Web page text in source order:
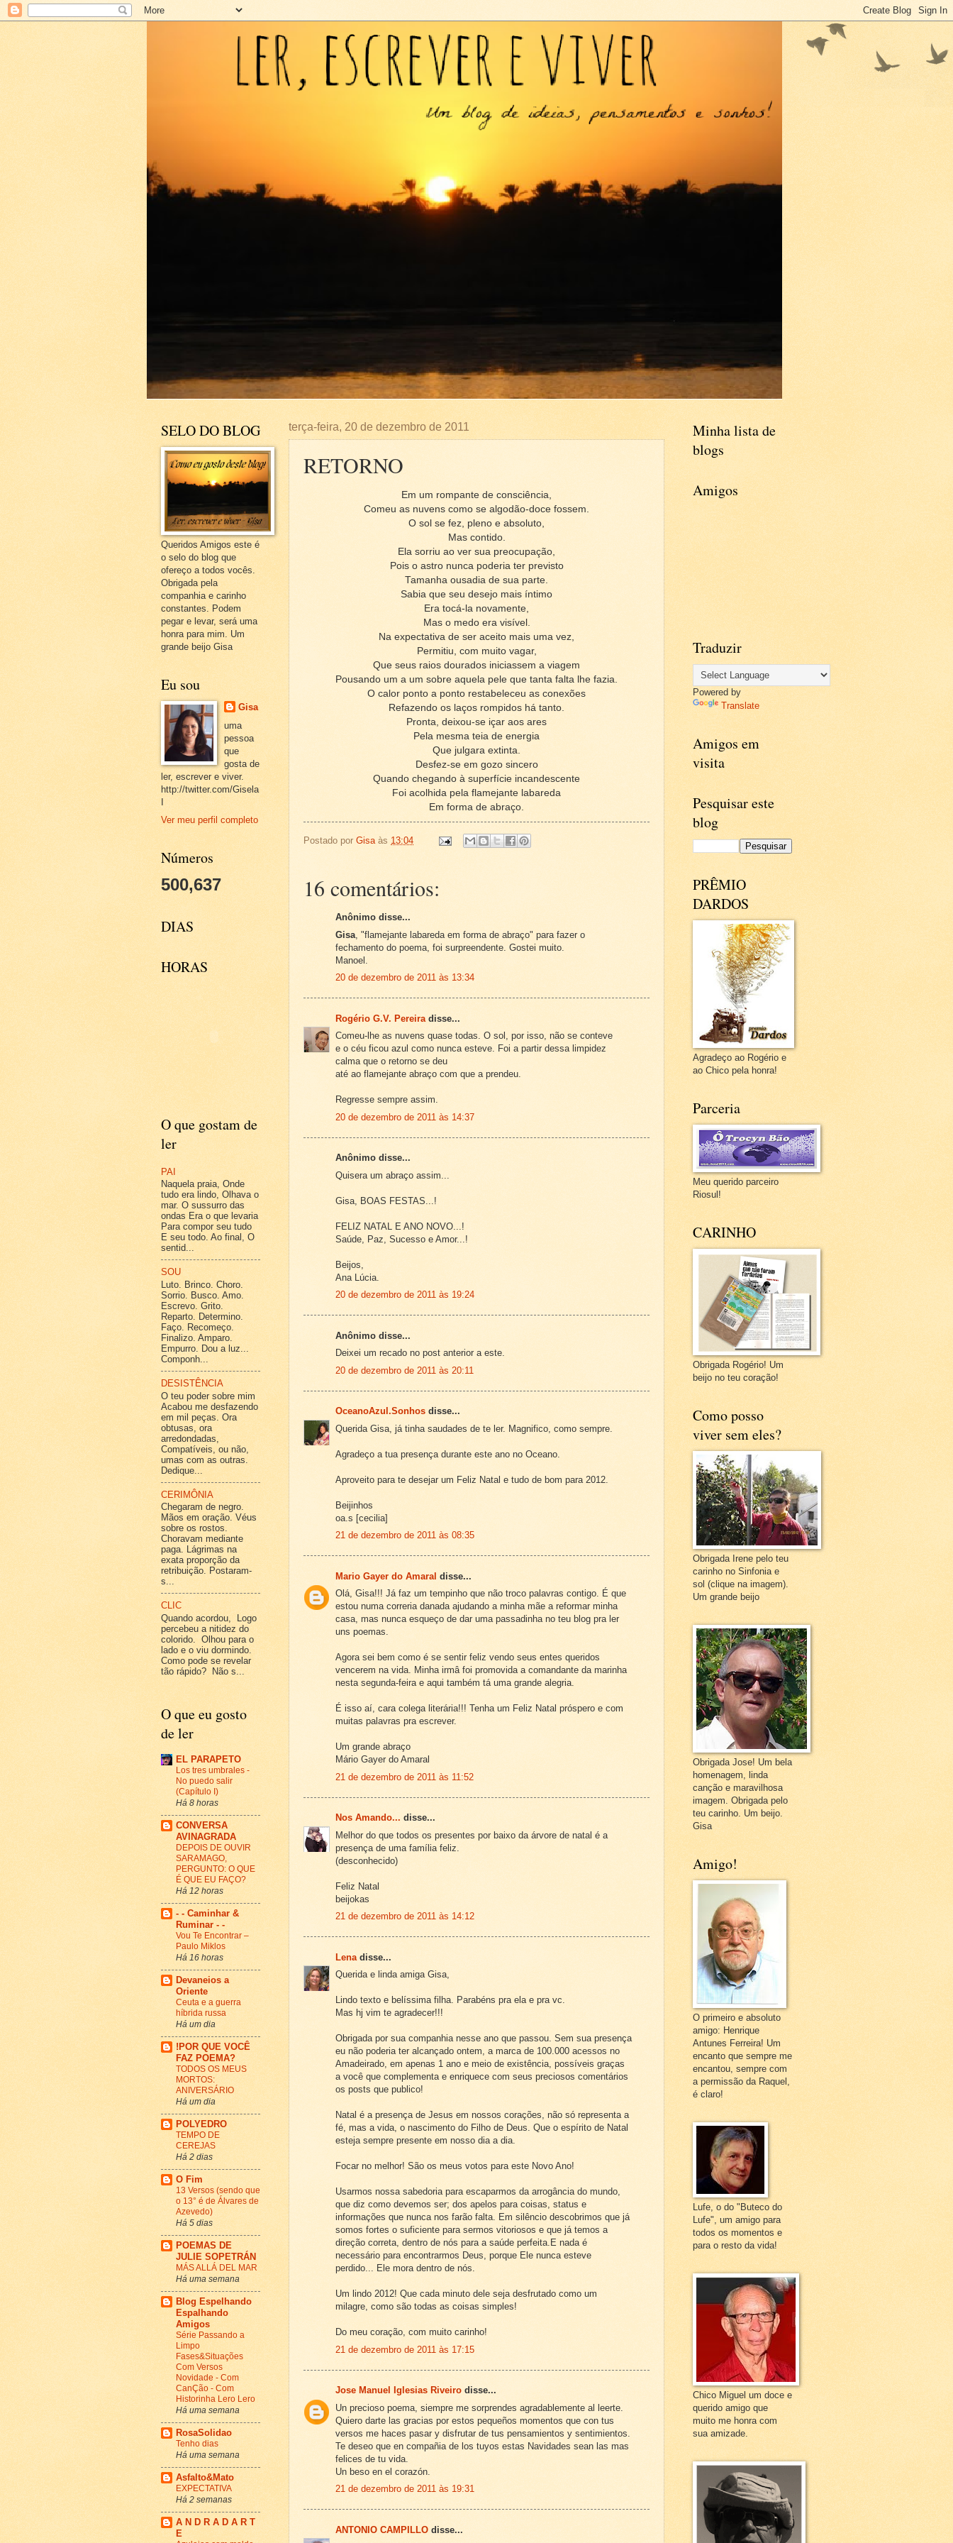
terça-feira, 20 de dezembro de 2011
RETORNO
Em um rompante de consciência,
Comeu as nuvens como se algodão-doce fossem.
O sol se fez, pleno e absoluto,
Mas contido.
Ela sorriu ao ver sua preocupação,
Pois o astro nunca poderia ter previsto
Tamanha ousadia de sua parte.
Sabia que seu desejo mais íntimo
Era tocá-la novamente,
Mas o medo era visível.
Na expectativa de ser aceito mais uma vez,
Permitiu, com muito vagar,
Que seus raios dourados iniciassem a viagem
Pousando um a um sobre aquela pele que tanta falta lhe fazia.
O calor ponto a ponto restabeleceu as conexões
Refazendo os laços rompidos há tanto.
Pronta, deixou-se içar aos ares
Pela mesma teia de energia
Que julgara extinta.
Desfez-se em gozo sincero
Quando chegando à superfície incandescente
Foi acolhida pela flamejante labareda
Em forma de abraço.
Postado por Gisa às 13:04
16 comentários:
Anônimo disse...
Gisa , "flamejante labareda em forma de abraço" para fazer o
fechamento do poema, foi surpreendente. Gostei muito.
Manoel.
20 de dezembro de 2011 às 13:34
Rogério G.V. Pereira disse...
Comeu-lhe as nuvens quase todas. O sol, por isso, não se conteve
e o céu ficou azul como nunca esteve. Foi a partir dessa limpidez
calma que o retorno se deu
até ao flamejante abraço com que a prendeu.
Regresse sempre assim.
20 de dezembro de 2011 às 14:37
Anônimo disse...
Quisera um abraço assim...
Gisa, BOAS FESTAS...!
FELIZ NATAL E ANO NOVO...!
Saúde, Paz, Sucesso e Amor...!
Beijos,
Ana Lúcia.
20 de dezembro de 2011 às 19:24
Anônimo disse...
Deixei um recado no post anterior a este.
20 de dezembro de 2011 às 20:11
OceanoAzul.Sonhos disse...
Querida Gisa, já tinha saudades de te ler. Magnifico, como sempre.
Agradeço a tua presença durante este ano no Oceano.
Aproveito para te desejar um Feliz Natal e tudo de bom para 2012.
Beijinhos
oa.s [cecilia]
21 de dezembro de 2011 às 08:35
Mario Gayer do Amaral disse...
Olá, Gisa!!! Já faz um tempinho que não troco palavras contigo. É que
estou numa correria danada ajudando a minha mãe a reformar minha
casa, mas nunca esqueço de dar uma passadinha no teu blog pra ler
uns poemas.
Agora sei bem como é se sentir feliz vendo seus entes queridos
vencerem na vida. Minha irmâ foi promovida a comandante da marinha
nesta segunda-feira e aqui também tá uma grande alegria.
É isso aí, cara colega literária!!! Tenha um Feliz Natal próspero e com
muitas palavras pra escrever.
Um grande abraço
Mário Gayer do Amaral
21 de dezembro de 2011 às 11:52
Nos Amando... disse...
Melhor do que todos os presentes por baixo da árvore de natal é a
presença de uma família feliz.
(desconhecido)
Feliz Natal
beijokas
21 de dezembro de 2011 às 14:12
Lena disse...
Querida e linda amiga Gisa,
Lindo texto e belíssima filha. Parabéns pra ela e pra vc.
Mas hj vim te agradecer!!!
Obrigada por sua companhia nesse ano que passou. Sem sua presença
eu não poderia ter alcançado ontem, a marca de 100.000 acessos no
Amadeirado, em apenas 1 ano e meio de existência, possíveis graças
a você que complementa e enriquece com seus preciosos comentários
os posts que publico!
Natal é a presença de Jesus em nossos corações, não só representa a
fé, mas a vida, o nascimento do Filho de Deus. Que o espírito de Natal
esteja sempre presente em nosso dia a dia.
Focar no melhor! São os meus votos para este Novo Ano!
Usarmos nossa sabedoria para escaparmos da arrogância do mundo,
que diz como devemos ser; dos apelos para coisas, status e
informações que nunca nos farão falta. Em silêncio descobrimos que já
somos fortes o suficiente para sermos vitoriosos e que já temos a
direção correta, dentro de nós para a saúde perfeita.E nada é
necessário para encontrarmos Deus, porque Ele nunca esteve
perdido... Ele mora dentro de nós.
Um lindo 2012! Que cada minuto dele seja desfrutado como um
milagre, como são todas as coisas simples!
Do meu coração, com muito carinho!
21 de dezembro de 2011 às 17:15
Jose Manuel Iglesias Riveiro disse...
Un precioso poema, siempre me sorprendes agradablemente al leerte.
Quiero darte las gracias por estos pequeños momentos que con tus
versos me haces pasar y disfrutar de tus pensamientos y sentimientos.
Te deseo que en compañia de los tuyos estas Navidades sean las mas
felices de tu vida.
Un beso en el corazón.
21 de dezembro de 2011 às 19:31
ANTONIO CAMPILLO disse...
SELO DO BLOG
Queridos Amigos este é
o selo do blog que
ofereço a todos vocês.
Obrigada pela
companhia e carinho
constantes. Podem
pegar e levar, será uma
honra para mim. Um
grande beijo Gisa
Eu sou
Gisa
uma
pessoa
que
gosta de
ler, escrever e viver.
http://twitter.com/Gisela
Ver meu perfil completo
Números
500,637
DIAS
HORAS
O que gostam de
ler
PAI
Naquela praia, Onde
tudo era lindo, Olhava o
mar. O sussurro das
ondas Era o que levaria
Para compor seu tudo
E seu todo. Ao final, O
sentid...
SOU
Luto. Brinco. Choro.
Sorrio. Busco. Amo.
Escrevo. Grito.
Reparto. Determino.
Faço. Recomeço.
Finalizo. Amparo.
Empurro. Dou a luz...
Componh...
DESISTÊNCIA
O teu poder sobre mim
Acabou me desfazendo
em mil peças. Ora
obtusas, ora
arredondadas,
Compatíveis, ou não,
umas com as outras.
Dedique...
CERIMÔNIA
Chegaram de negro.
Mãos em oração. Véus
sobre os rostos.
Choravam mediante
paga. Lágrimas na
exata proporção da
retribuição. Postaram-
s...
CLIC
Quando acordou, Logo
percebeu a nitidez do
colorido. Olhou para o
lado e o viu dormindo.
Como pode se revelar
tão rápido? Não s...
O que eu gosto
de ler
EL PARAPETO
Los tres umbrales -
No puedo salir
(Capítulo I)
Há 8 horas
CONVERSA
AVINAGRADA
DEPOIS DE OUVIR
SARAMAGO,
PERGUNTO: O QUE
É QUE EU FAÇO?
Há 12 horas
- - Caminhar &
Ruminar - -
Vou Te Encontrar –
Paulo Miklos
Há 16 horas
Devaneios a
Oriente
Ceuta e a guerra
híbrida russa
Há um dia
!POR QUE VOCÊ
FAZ POEMA?
TODOS OS MEUS
MORTOS:
ANIVERSÁRIO
Há um dia
POLYEDRO
TEMPO DE
CEREJAS
Há 2 dias
O Fim
13 Versos (sendo que
o 13° é de Álvares de
Azevedo)
Há 5 dias
POEMAS DE
JULIE SOPETRÁN
MÁS ALLÁ DEL MAR
Há uma semana
Blog Espelhando
Espalhando
Amigos
Série Passando a
Limpo
Fases&Situações
Com Versos
Novidade - Com
CanÇão - Com
Historinha Lero Lero
Há uma semana
RosaSolidao
Tenho dias
Há uma semana
Asfalto&Mato
EXPECTATIVA
Há 2 semanas
A N D R A D A R T
E
Minha lista de
blogs
Amigos
Traduzir
Powered by
Translate
Amigos em
visita
Pesquisar este
blog
PRÊMIO
DARDOS
Agradeço ao Rogério e
ao Chico pela honra!
Parceria
Meu querido parceiro
Riosul!
CARINHO
Obrigada Rogério! Um
beijo no teu coração!
Como posso
viver sem eles?
Obrigada Irene pelo teu
carinho no Sinfonia e
sol (clique na imagem).
Um grande beijo
Obrigada Jose! Um bela
homenagem, linda
canção e maravilhosa
imagem. Obrigada pelo
teu carinho. Um beijo.
Gisa
Amigo!
O primeiro e absoluto
amigo: Henrique
Antunes Ferreira! Um
encanto que sempre me
encantou, sempre com
a permissão da Raquel,
é claro!
Lufe, o do "Buteco do
Lufe", um amigo para
todos os momentos e
para o resto da vida!
Chico Miguel um doce e
querido amigo que
muito me honra com
sua amizade.